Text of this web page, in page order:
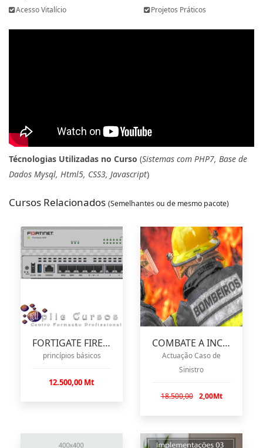
Acesso Vitalício
Projetos Práticos
Técnologias Utilizadas no Curso (Sistemas com PHP7, Base de
Dados Mysql, Html5, CSS3, Javascript)
Cursos Relacionados (Semelhantes ou de mesmo pacote)
FORTIGATE FIREWALL
princípios básicos
12.500,00 Mt
COMBATE A INCÊNDIOS
Actuação Caso de
Sinistro
18.500,00 2,00Mt